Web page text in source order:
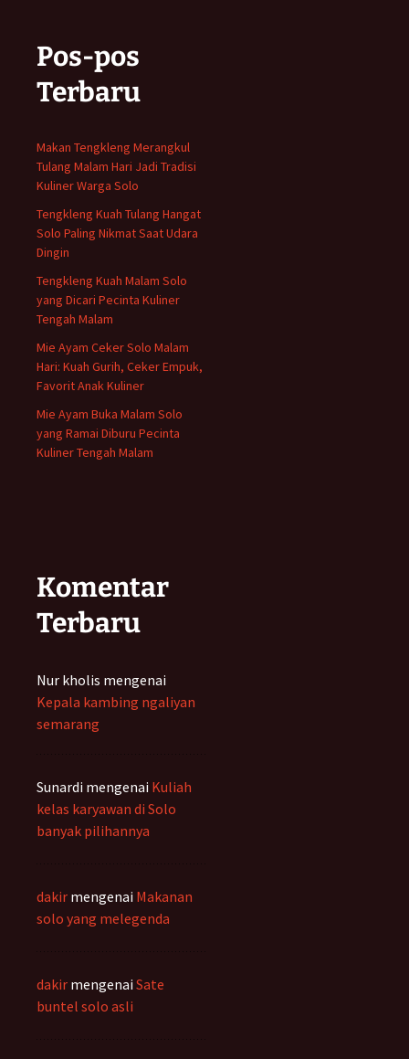
Pos-pos
Terbaru
Makan Tengkleng Merangkul
Tulang Malam Hari Jadi Tradisi
Kuliner Warga Solo
Tengkleng Kuah Tulang Hangat
Solo Paling Nikmat Saat Udara
Dingin
Tengkleng Kuah Malam Solo
yang Dicari Pecinta Kuliner
Tengah Malam
Mie Ayam Ceker Solo Malam
Hari: Kuah Gurih, Ceker Empuk,
Favorit Anak Kuliner
Mie Ayam Buka Malam Solo
yang Ramai Diburu Pecinta
Kuliner Tengah Malam
Komentar
Terbaru
Nur kholis mengenai
Kepala kambing ngaliyan
semarang
Sunardi mengenai Kuliah
kelas karyawan di Solo
banyak pilihannya
dakir mengenai Makanan
solo yang melegenda
dakir mengenai Sate
buntel solo asli